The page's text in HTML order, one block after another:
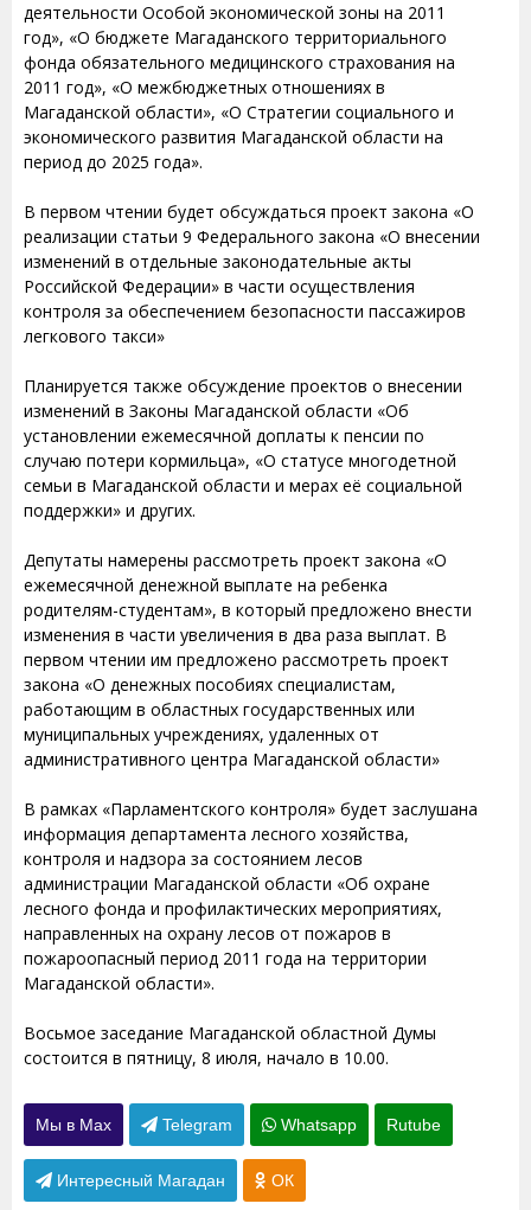
деятельности Особой экономической зоны на 2011
год», «О бюджете Магаданского территориального
фонда обязательного медицинского страхования на
2011 год», «О межбюджетных отношениях в
Магаданской области», «О Стратегии социального и
экономического развития Магаданской области на
период до 2025 года».
В первом чтении будет обсуждаться проект закона «О
реализации статьи 9 Федерального закона «О внесении
изменений в отдельные законодательные акты
Российской Федерации» в части осуществления
контроля за обеспечением безопасности пассажиров
легкового такси»
Планируется также обсуждение проектов о внесении
изменений в Законы Магаданской области «Об
установлении ежемесячной доплаты к пенсии по
случаю потери кормильца», «О статусе многодетной
семьи в Магаданской области и мерах её социальной
поддержки» и других.
Депутаты намерены рассмотреть проект закона «О
ежемесячной денежной выплате на ребенка
родителям-студентам», в который предложено внести
изменения в части увеличения в два раза выплат. В
первом чтении им предложено рассмотреть проект
закона «О денежных пособиях специалистам,
работающим в областных государственных или
муниципальных учреждениях, удаленных от
административного центра Магаданской области»
В рамках «Парламентского контроля» будет заслушана
информация департамента лесного хозяйства,
контроля и надзора за состоянием лесов
администрации Магаданской области «Об охране
лесного фонда и профилактических мероприятиях,
направленных на охрану лесов от пожаров в
пожароопасный период 2011 года на территории
Магаданской области».
Восьмое заседание Магаданской областной Думы
состоится в пятницу, 8 июля, начало в 10.00.
Мы в Max Telegram Whatsapp Rutube
Интересный Магадан ОК